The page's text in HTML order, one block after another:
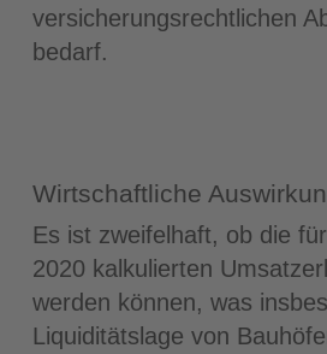
versicherungsrechtlichen
bedarf.
Wirtschaftliche
Es ist zweifelhaft, ob die
2020 kalkulierten
werden können, was
Liquiditätslage von